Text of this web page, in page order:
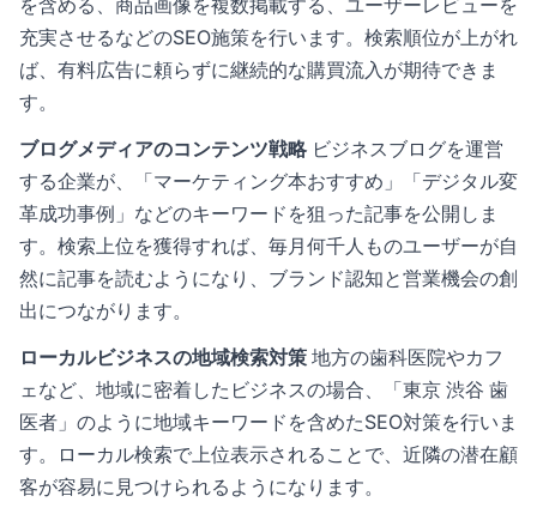
を含める、商品画像を複数掲載する、ユーザーレビューを
充実させるなどのSEO施策を行います。検索順位が上がれ
ば、有料広告に頼らずに継続的な購買流入が期待できま
す。
ブログメディアのコンテンツ戦略 ビジネスブログを運営
する企業が、「マーケティング本おすすめ」「デジタル変
革成功事例」などのキーワードを狙った記事を公開しま
す。検索上位を獲得すれば、毎月何千人ものユーザーが自
然に記事を読むようになり、ブランド認知と営業機会の創
出につながります。
ローカルビジネスの地域検索対策 地方の歯科医院やカフ
ェなど、地域に密着したビジネスの場合、「東京 渋谷 歯
医者」のように地域キーワードを含めたSEO対策を行いま
す。ローカル検索で上位表示されることで、近隣の潜在顧
客が容易に見つけられるようになります。